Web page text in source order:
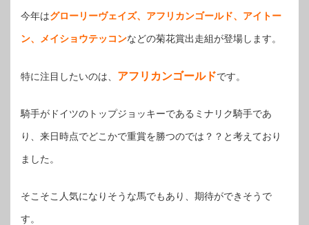
今年はグローリーヴェイズ、アフリカンゴールド、アイトー
ン、メイショウテッコンなどの菊花賞出走組が登場します。
特に注目したいのは、 アフリカンゴールドです。
騎手がドイツのトップジョッキーであるミナリク騎手であ
り、来日時点でどこかで重賞を勝つのでは？？と考えており
ました。
そこそこ人気になりそうな馬でもあり、期待ができそうで
す。